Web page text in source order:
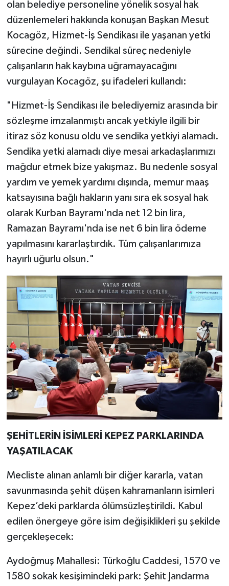
olan belediye personeline yönelik sosyal hak
düzenlemeleri hakkında konuşan Başkan Mesut
Kocagöz, Hizmet-İş Sendikası ile yaşanan yetki
sürecine değindi. Sendikal süreç nedeniyle
çalışanların hak kaybına uğramayacağını
vurgulayan Kocagöz, şu ifadeleri kullandı:
"Hizmet-İş Sendikası ile belediyemiz arasında bir
sözleşme imzalanmıştı ancak yetkiyle ilgili bir
itiraz söz konusu oldu ve sendika yetkiyi alamadı.
Sendika yetki alamadı diye mesai arkadaşlarımızı
mağdur etmek bize yakışmaz. Bu nedenle sosyal
yardım ve yemek yardımı dışında, memur maaş
katsayısına bağlı hakların yanı sıra ek sosyal hak
olarak Kurban Bayramı'nda net 12 bin lira,
Ramazan Bayramı'nda ise net 6 bin lira ödeme
yapılmasını kararlaştırdık. Tüm çalışanlarımıza
hayırlı uğurlu olsun."
ŞEHİTLERİN İSİMLERİ KEPEZ PARKLARINDA
YAŞATILACAK
Mecliste alınan anlamlı bir diğer kararla, vatan
savunmasında şehit düşen kahramanların isimleri
Kepez’deki parklarda ölümsüzleştirildi. Kabul
edilen önergeye göre isim değişiklikleri şu şekilde
gerçekleşecek:
Aydoğmuş Mahallesi: Türkoğlu Caddesi, 1570 ve
1580 sokak kesişimindeki park: Şehit Jandarma